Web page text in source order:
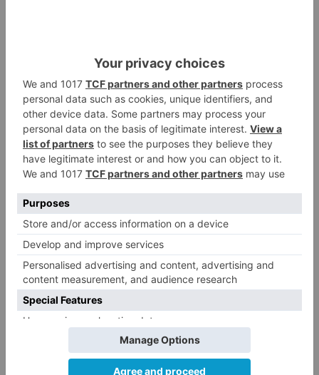
todos los espacios públicos, incluidos los
edificios municipales.
obras mejoran accesibilidad santa
águeda
catedral
terminarán navidad
1
Matthew Brennan conquista el
Castillo y se viste de líder en el
estreno de la Vuelta a Burgos
2
Un incendio intencionado
calcina el tobogán del parque
infantil del Barrio del Pilar de
Burgos